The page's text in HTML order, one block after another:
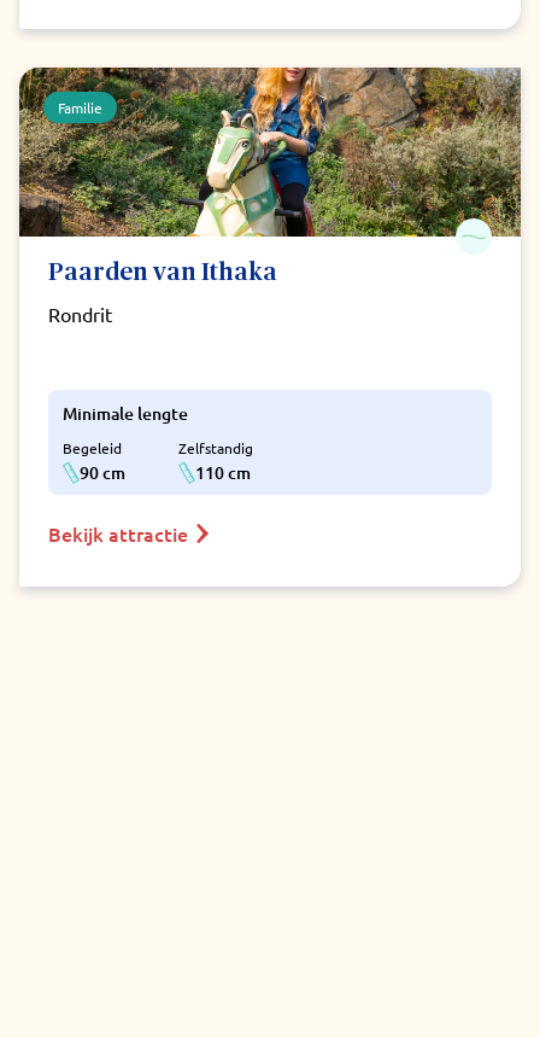
Familie
Paarden van Ithaka
Rondrit
Minimale lengte
Begeleid
90 cm
Zelfstandig
110 cm
Bekijk attractie